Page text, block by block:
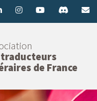
traducteurs
de France